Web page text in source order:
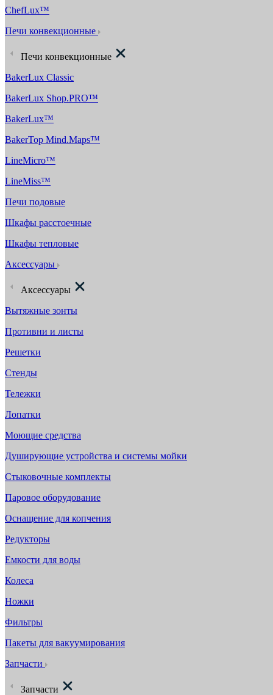
ChefLux™
Печи конвекционные
Печи конвекционные
BakerLux Classic
BakerLux Shop.PRO™
BakerLux™
BakerTop Mind.Maps™
LineMicro™
LineMiss™
Печи подовые
Шкафы расстоечные
Шкафы тепловые
Аксессуары
Аксессуары
Вытяжные зонты
Противни и листы
Решетки
Стенды
Тележки
Лопатки
Моющие средства
Душирующие устройства и системы мойки
Стыковочные комплекты
Паровое оборудование
Оснащение для копчения
Редукторы
Емкости для воды
Колеса
Ножки
Фильтры
Пакеты для вакуумирования
Запчасти
Запчасти